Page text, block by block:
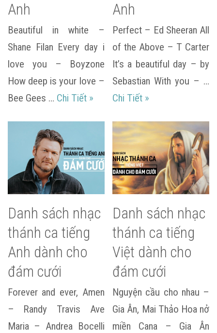
Anh
Beautiful in white –
Shane Filan Every day i
love you – Boyzone
How deep is your love –
Bee Gees … Chi Tiết Danh sách các bài nhạc đám
»
Anh
Perfect – Ed Sheeran All
of the Above – T Carter
It’s a beautiful day – by
Sebastian With you – …
Chi Tiết Danh sách các
»
Danh sách nhạc
thánh ca tiếng
Anh dành cho
đám cưới
Forever and ever, Amen
– Randy Travis Ave
Maria – Andrea Bocelli
Danh sách nhạc
thánh ca tiếng
Việt dành cho
đám cưới
Nguyện cầu cho nhau –
Gia Ân, Mai Thảo Hoa nở
miền Cana – Gia Ân